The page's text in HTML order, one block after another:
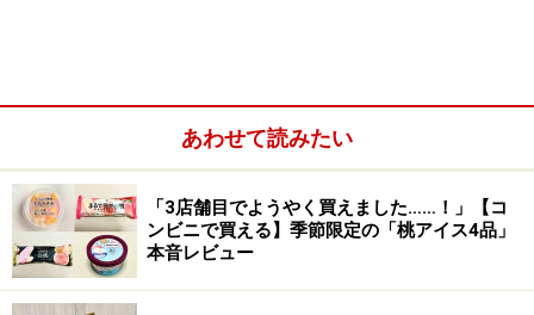
プトに開発された今回のフラッペは、果実味溢れるピー
チとマンゴーが主役です。
1. 「魅惑のピーチフラッペ」
あわせて読みたい
「3店舗目でようやく買えました……！」【コ
ンビニで買える】季節限定の「桃アイス4品」
本音レビュー